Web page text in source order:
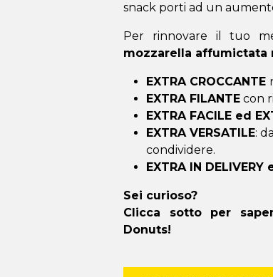
snack porti ad un
Per rinnovare il tuo
mozzarella affumictata
EXTRA CROCCANTE
EXTRA FILANTEcon
EXTRA FACILE ed
EXTRA VERSATILE:
condividere.
EXTRA IN DELIVERY
Sei curioso?
Clicca sotto per
Donuts!